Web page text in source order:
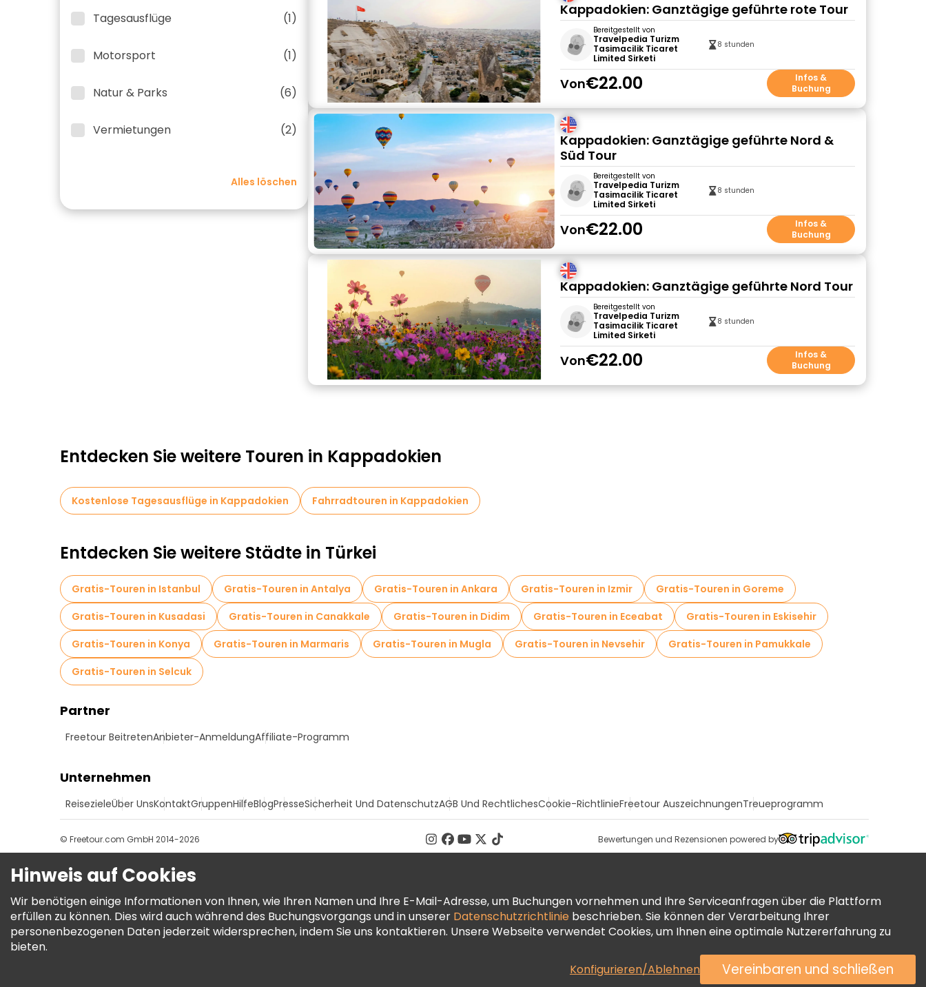
Tagesausflüge (1)
Motorsport (1)
Natur & Parks (6)
Vermietungen (2)
Alles löschen
Kappadokien: Ganztägige geführte rote Tour
Bereitgestellt von
Travelpedia Turizm
Tasimacilik Ticaret
Limited Sirketi
8 stunden
Von€22.00
Infos &
Buchung
Kappadokien: Ganztägige geführte Nord &
Süd Tour
Bereitgestellt von
Travelpedia Turizm
Tasimacilik Ticaret
Limited Sirketi
8 stunden
Von€22.00
Infos &
Buchung
Kappadokien: Ganztägige geführte Nord Tour
Bereitgestellt von
Travelpedia Turizm
Tasimacilik Ticaret
Limited Sirketi
8 stunden
Von€22.00
Infos &
Buchung
Entdecken Sie weitere Touren in Kappadokien
Kostenlose Tagesausflüge in Kappadokien Fahrradtouren in Kappadokien
Entdecken Sie weitere Städte in Türkei
Gratis-Touren in Istanbul Gratis-Touren in Antalya Gratis-Touren in Ankara Gratis-Touren in Izmir
Gratis-Touren in Goreme
Gratis-Touren in Kusadasi
Gratis-Touren in Canakkale Gratis-Touren in Didim Gratis-Touren in Eceabat
Gratis-Touren in Eskisehir
Gratis-Touren in Konya
Gratis-Touren in Marmaris Gratis-Touren in Mugla Gratis-Touren in Nevsehir
Gratis-Touren in Pamukkale
Gratis-Touren in Selcuk
Partner
Freetour BeitretenAnbieter-AnmeldungAffiliate-Programm
Unternehmen
ReisezieleÜber UnsKontaktGruppenHilfeBlogPresseSicherheit Und DatenschutzAGB Und RechtlichesCookie-RichtlinieFreetour AuszeichnungenTreueprogramm
Bewertungen und Rezensionen powered by
© Freetour.com GmbH 2014-2026
Hinweis auf Cookies
Wir benötigen einige Informationen von Ihnen, wie Ihren Namen und Ihre E-Mail-Adresse, um Buchungen vornehmen und Ihre Serviceanfragen über die Plattform
erfüllen zu können. Dies wird auch während des Buchungsvorgangs und in unserer Datenschutzrichtlinie beschrieben. Sie können der Verarbeitung Ihrer
personenbezogenen Daten jederzeit widersprechen, indem Sie uns kontaktieren. Unsere Webseite verwendet Cookies, um Ihnen eine optimale Nutzererfahrung zu
bieten.
Konfigurieren/Ablehnen
Vereinbaren und schließen